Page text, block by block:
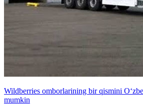
Wildberries omborlarining bir qismini
mumkin